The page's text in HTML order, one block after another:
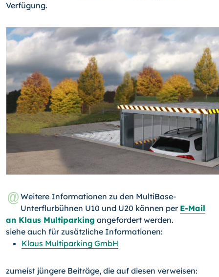
Verfügung.
Weitere Informationen zu den MultiBase-
Unterflurbühnen U10 und U20 können per E-Mail
an Klaus Multiparking angefordert werden.
siehe auch für zusätzliche Informationen:
Klaus Multiparking GmbH
zumeist jüngere Beiträge, die auf diesen verweisen: